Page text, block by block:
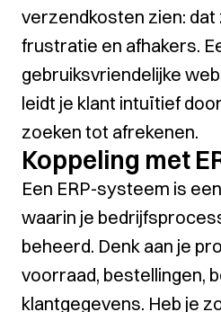
verzendkosten zien:
frustratie en afhakers.
gebruiksvriendelijke
leidt je klant intuïtief
zoeken tot afrekenen.
Koppeling met
Een ERP-systeem is
waarin je
beheerd. Denk aan je
voorraad, bestellingen,
klantgegevens. Heb je